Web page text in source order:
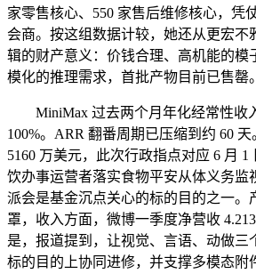
家零售核心、550 家售后维修核心，凭
会商。按这组数据计较，她还从更宏不
辑的财产意义：价钱合理、高机能的模
模化的推理需求，首批产物目前已售罄。
MiniMax 过去两个月年化经常性收
100%。ARR 翻番周期已压缩到约 60
5160 万美元，此次行政指点对应 6 月
饮办事运营者落实食物平安从体义务监
派会是基金沉点关心的标的目的之一。
罩，收入方面，微博一季度净营收
是，报道提到，让视觉、言语、动做三
标的目的上协同进修，并支撑多模态附